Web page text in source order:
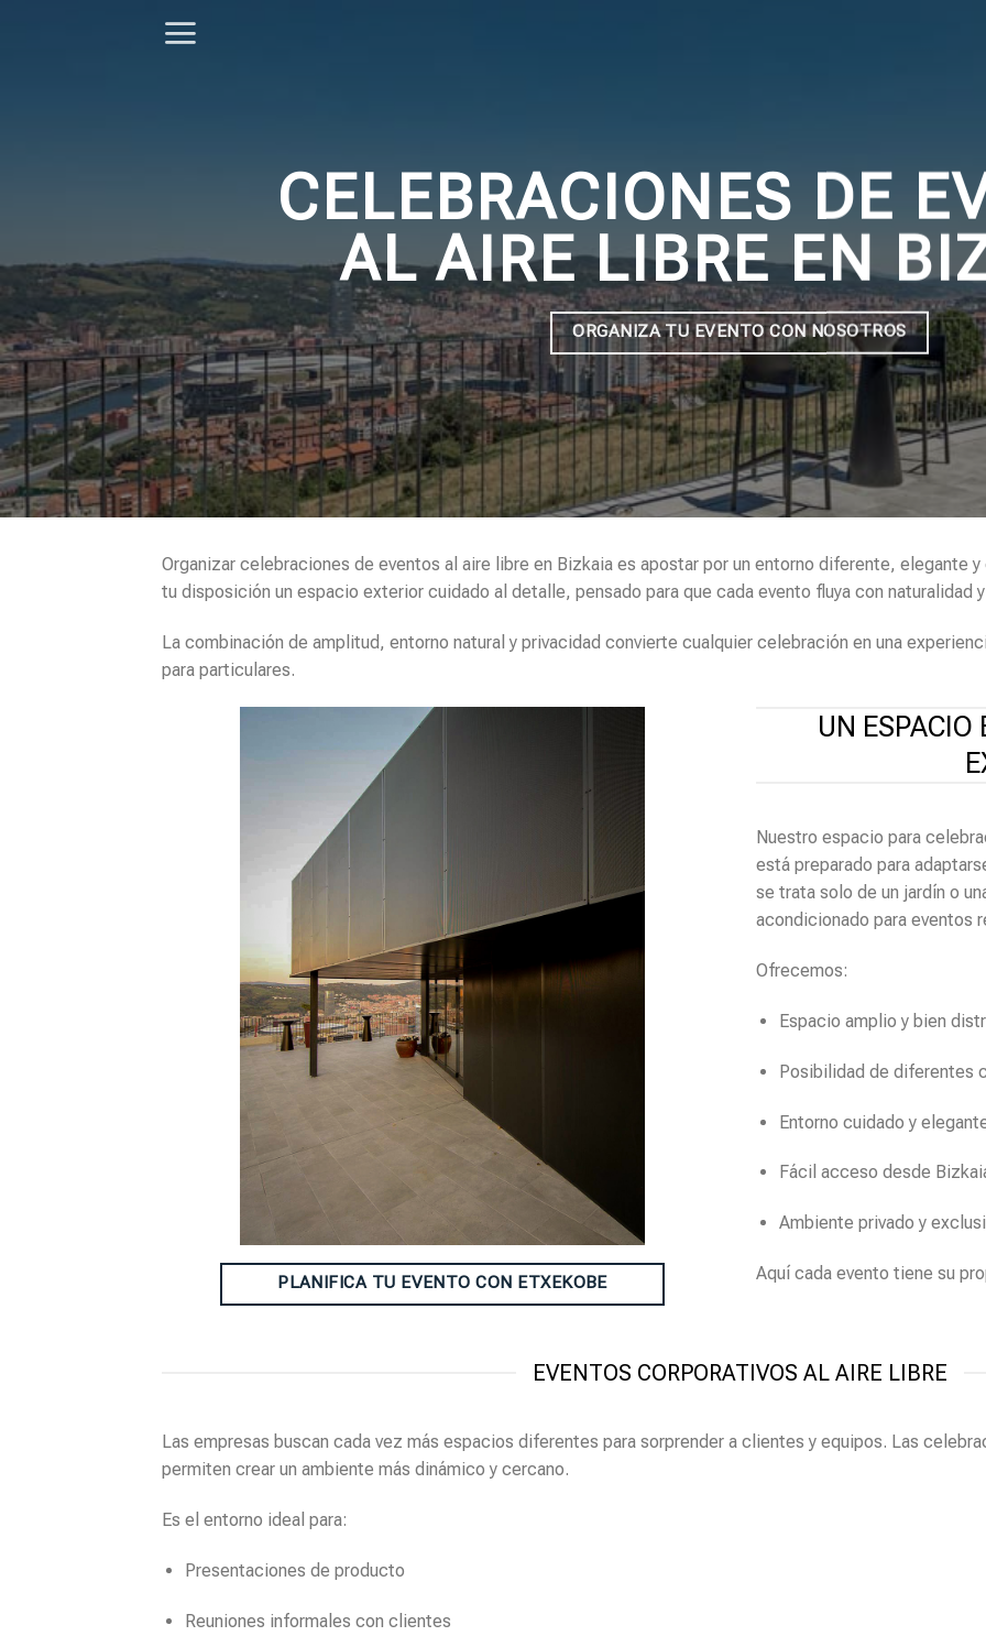
CELEBRACIONES DE
AL AIRE LIBRE EN
ORGANIZA TU EVENTO CON NOSOTROS
Organizar celebraciones de eventos al aire libre en Bizkaia es apostar por un entorno diferente, elegante
tu disposición un espacio exterior cuidado al detalle, pensado para que cada evento fluya con naturalidad
La combinación de amplitud, entorno natural y privacidad convierte cualquier celebración en una
para particulares.
PLANIFICA TU EVENTO CON ETXEKOBE
UN ESPACIO
Nuestro espacio para
está preparado para
se trata solo de un jardín o
acondicionado para eventos
Ofrecemos:
Espacio amplio y bien
Posibilidad de diferentes
Entorno cuidado y
Fácil acceso desde
Ambiente privado y
Aquí cada evento tiene su
EVENTOS CORPORATIVOS AL AIRE LIBRE
Las empresas buscan cada vez más espacios diferentes para sorprender a clientes y equipos. Las
permiten crear un ambiente más dinámico y cercano.
Es el entorno ideal para:
Presentaciones de producto
Reuniones informales con clientes